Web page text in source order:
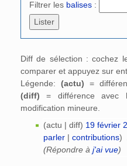
Filtrer les balises :
Diff de sélection : cochez
comparer et appuyez sur
Légende: (actu) =
(diff) = différence avec
modification mineure.
(actu | diff) 19 février
parler| contributions)
(Répondre à j'ai vue)